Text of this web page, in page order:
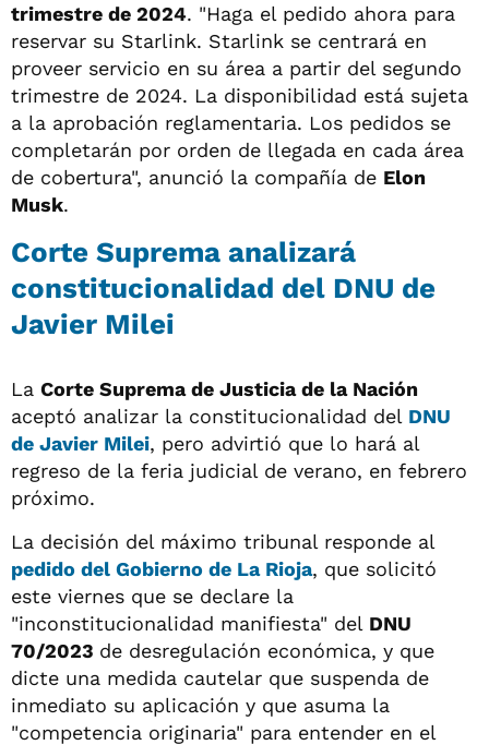
trimestre de 2024. "Haga el pedido ahora para
reservar su Starlink. Starlink se centrará en
proveer servicio en su área a partir del segundo
trimestre de 2024. La disponibilidad está sujeta
a la aprobación reglamentaria. Los pedidos se
completarán por orden de llegada en cada área
de cobertura", anunció la compañía de Elon
Musk.
Corte Suprema analizará
constitucionalidad del DNU de
Javier Milei
La Corte Suprema de Justicia de la Nación
aceptó analizar la constitucionalidad del DNU
de Javier Milei, pero advirtió que lo hará al
regreso de la feria judicial de verano, en febrero
próximo.
La decisión del máximo tribunal responde al
pedido del Gobierno de La Rioja, que solicitó
este viernes que se declare la
"inconstitucionalidad manifiesta" del DNU
70/2023 de desregulación económica, y que
dicte una medida cautelar que suspenda de
inmediato su aplicación y que asuma la
"competencia originaria" para entender en el